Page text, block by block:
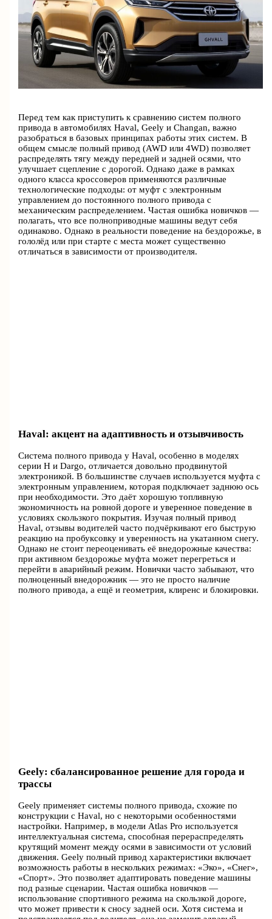
Перед тем как приступить к сравнению систем полного
привода в автомобилях Haval, Geely и Changan, важно
разобраться в базовых принципах работы этих систем. В
общем смысле полный привод (AWD или 4WD) позволяет
распределять тягу между передней и задней осями, что
улучшает сцепление с дорогой. Однако даже в рамках
одного класса кроссоверов применяются различные
технологические подходы: от муфт с электронным
управлением до постоянного полного привода с
механическим распределением. Частая ошибка новичков —
полагать, что все полноприводные машины ведут себя
одинаково. Однако в реальности поведение на бездорожье, в
гололёд или при старте с места может существенно
отличаться в зависимости от производителя.
Haval: акцент на адаптивность и отзывчивость
Система полного привода у Haval, особенно в моделях
серии H и Dargo, отличается довольно продвинутой
электроникой. В большинстве случаев используется муфта с
электронным управлением, которая подключает заднюю ось
при необходимости. Это даёт хорошую топливную
экономичность на ровной дороге и уверенное поведение в
условиях скользкого покрытия. Изучая полный привод
Haval, отзывы водителей часто подчёркивают его быструю
реакцию на пробуксовку и уверенность на укатанном снегу.
Однако не стоит переоценивать её внедорожные качества:
при активном бездорожье муфта может перегреться и
перейти в аварийный режим. Новички часто забывают, что
полноценный внедорожник — это не просто наличие
полного привода, а ещё и геометрия, клиренс и блокировки.
Geely: сбалансированное решение для города и
трассы
Geely применяет системы полного привода, схожие по
конструкции с Haval, но с некоторыми особенностями
настройки. Например, в модели Atlas Pro используется
интеллектуальная система, способная перераспределять
крутящий момент между осями в зависимости от условий
движения. Geely полный привод характеристики включает
возможность работы в нескольких режимах: «Эко», «Снег»,
«Спорт». Это позволяет адаптировать поведение машины
под разные сценарии. Частая ошибка новичков —
использование спортивного режима на скользкой дороге,
что может привести к сносу задней оси. Хотя система и